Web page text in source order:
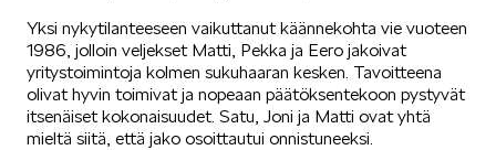
Mallit
Yksi nykytilanteeseen vaikuttanut käännekohta vie vuoteen
1986, jolloin veljekset Matti, Pekka ja Eero jakoivat
yritystoimintoja kolmen sukuhaaran kesken. Tavoitteena
olivat hyvin toimivat ja nopeaan päätöksentekoon pystyvät
itsenäiset kokonaisuudet. Satu, Joni ja Matti ovat yhtä
mieltä siitä, että jako osoittautui onnistuneeksi.